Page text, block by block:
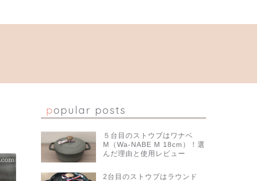
popular posts
５台目のストウブはワナベ
M（Wa-NABE M 18cm）！選
んだ理由と使用レビュー
2台目のストウブはラウンド